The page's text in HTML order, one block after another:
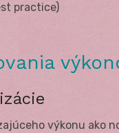
practice)
výkonu ako